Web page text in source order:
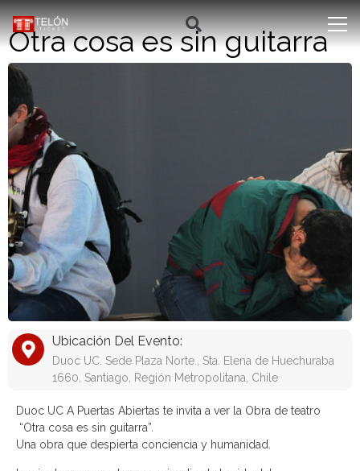
Otra cosa es sin guitarra
Ubicación Del Evento:
Duoc UC. Sede Plaza Norte., Sta. Elena de Huechuraba
1660, Santiago, Región Metropolitana, Chile
Duoc UC A Puertas Abiertas te invita a ver la Obra de teatro
“Otra cosa es sin guitarra”.
Una obra que despierta conciencia y humanidad.